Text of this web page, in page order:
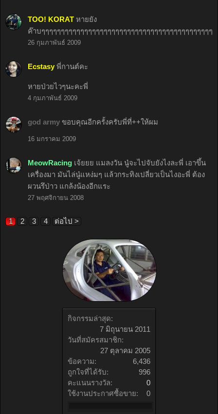
กิจกรรมล่าสุด:
7 มิถุนายน 2011
วันที่สมัครสมาชิก:
27 ตุลาคม 2005
ข้อความ:
6,436
ถูกใจที่ได้รับ:
996
คะแนนรางวัล:
0
ใช้งานประกาศซื้อขาย:
0
TOO! KORAT หายยัง
ค๊าบๆๆๆๆๆๆๆๆๆๆๆๆๆๆๆๆๆๆๆๆๆๆๆๆๆๆๆๆๆๆๆๆๆๆๆๆๆๆๆๆๆๆๆๆ
26 กุมภาพันธ์ 2009
Ecstasy พี่กานต์คะ
หายป่วยไวๆนะคะพี่
4 กุมภาพันธ์ 2009
god army ขอบคุณอีกครั้งครับพี่ที่++ให้ผม
16 มกราคม 2009
MeowRacing เจ้ยยย แมลงวัน นู๋จะไปจับยังไงละพี่ เอาขึ้น
เครื่องมา มันไล่นู๋แหง่มๆ แล้วกระทิงเปลี่ยวเป็นไงอะพี่ ต้อง
ผวนรึป่าว แกล้งน้องอีกแระ
27 พฤศจิกายน 2008
1 2 3 4 ต่อไป >